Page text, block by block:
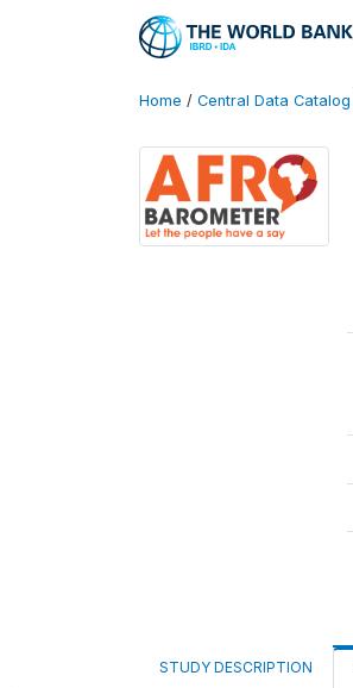
Home / Central Data Catalog
STUDY DESCRIPTION